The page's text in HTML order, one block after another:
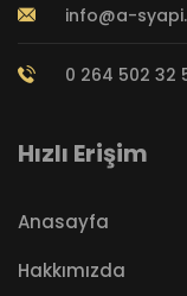
info@a-
0 264 502 32
Hızlı Erişim
Anasayfa
Hakkımızda